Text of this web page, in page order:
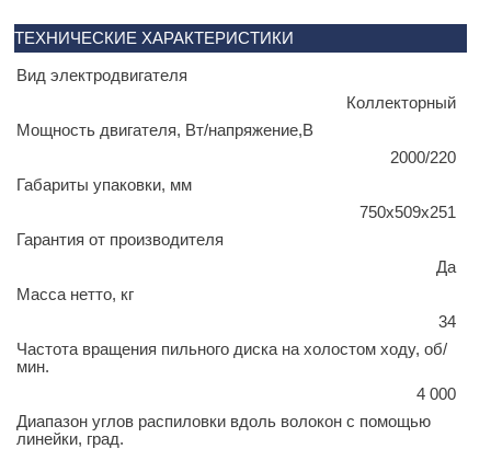
ТЕХНИЧЕСКИЕ ХАРАКТЕРИСТИКИ
Вид электродвигателя
Коллекторный
Мощность двигателя, Вт/напряжение,В
2000/220
Габариты упаковки, мм
750х509х251
Гарантия от производителя
Да
Масса нетто, кг
34
Частота вращения пильного диска на холостом ходу, об/
мин.
4 000
Диапазон углов распиловки вдоль волокон с помощью
линейки, град.